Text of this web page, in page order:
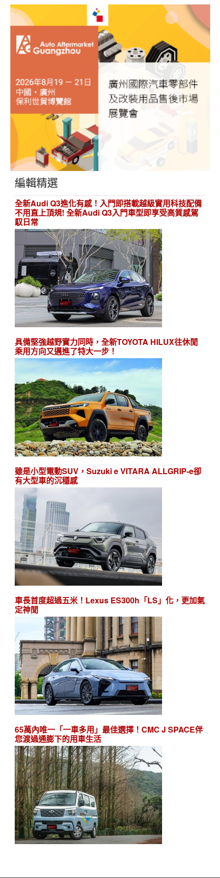
編輯精選
全新Audi Q3進化有感！入門即搭載越級實用科技配備
不用直上頂規! 全新Audi Q3入門車型即享受高質感駕
馭日常
具備堅強越野實力同時，全新TOYOTA HILUX往休閒
乘用方向又邁進了特大一步！
雖是小型電動SUV，Suzuki e VITARA ALLGRIP-e卻
有大型車的沉穩感
車長首度超過五米！Lexus ES300h「LS」化，更加氣
定神閒
65萬內唯一「一車多用」最佳選擇！CMC J SPACE伴
您渡過通膨下的用車生活